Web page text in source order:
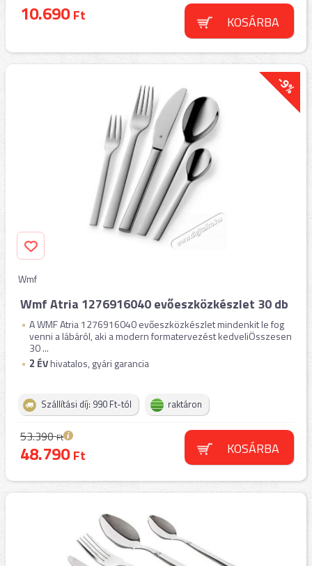
10.690Ft KOSÁRBA
-9%
Wmf
Wmf Atria 1276916040 evőeszközkészlet 30 db
A WMF Atria 1276916040 evőeszközkészlet mindenkit le fog
venni a lábáról, aki a modern formatervezést kedveliÖsszesen
30 ...
2 ÉVhivatalos, gyári garancia
Szállítási díj: 990 Ft-tól raktáron
53.390Ft
48.790Ft KOSÁRBA